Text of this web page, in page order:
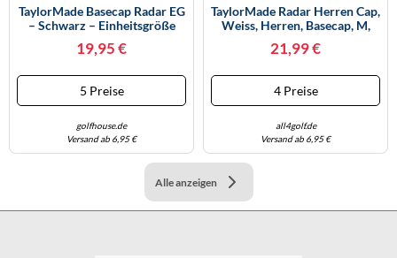
TaylorMade Basecap Radar EG
– Schwarz – Einheitsgröße
19,95 €
5 Preise
golfhouse.de
Versand ab 6,95 €
TaylorMade Radar Herren Cap,
Weiss, Herren, Basecap, M,
Weiss
21,99 €
4 Preise
all4golf.de
Versand ab 6,95 €
Alle anzeigen